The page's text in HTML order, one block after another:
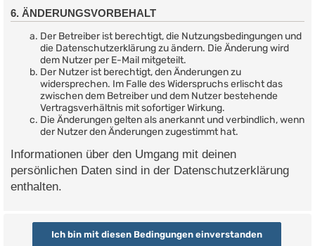
6. ÄNDERUNGSVORBEHALT
Der Betreiber ist berechtigt, die Nutzungsbedingungen und
die Datenschutzerklärung zu ändern. Die Änderung wird
dem Nutzer per E-Mail mitgeteilt.
Der Nutzer ist berechtigt, den Änderungen zu
widersprechen. Im Falle des Widerspruchs erlischt das
zwischen dem Betreiber und dem Nutzer bestehende
Vertragsverhältnis mit sofortiger Wirkung.
Die Änderungen gelten als anerkannt und verbindlich, wenn
der Nutzer den Änderungen zugestimmt hat.
Informationen über den Umgang mit deinen
persönlichen Daten sind in der Datenschutzerklärung
enthalten.